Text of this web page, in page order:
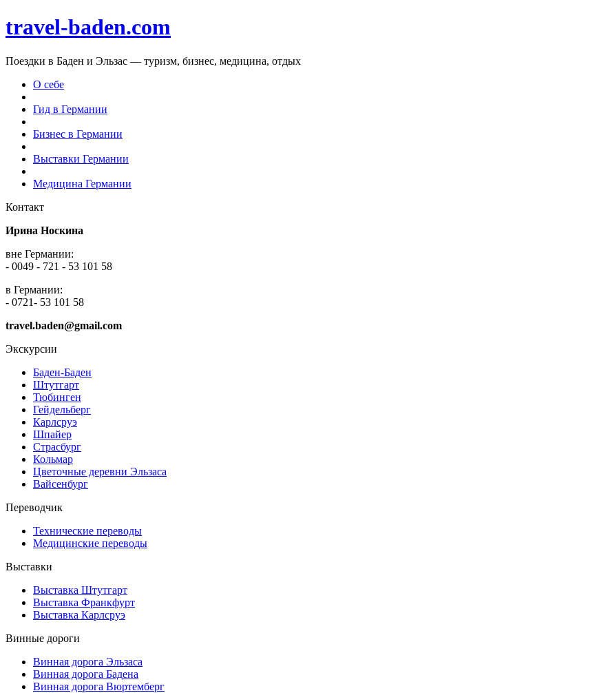
travel-baden.com
Поездки в Баден и Эльзас — туризм, бизнес, медицина, отдых
О себе
Гид в Германии
Бизнес в Германии
Выставки Германии
Медицина Германии
Контакт
Ирина Носкина
вне Германии:
- 0049 - 721 - 53 101 58
в Германии:
- 0721- 53 101 58
travel.baden@gmail.com
Экскурсии
Баден-Баден
Штутгарт
Тюбинген
Гейдельберг
Карлсруэ
Шпайер
Страсбург
Кольмар
Цветочные деревни Эльзаса
Вайсенбург
Переводчик
Технические переводы
Медицинские переводы
Выставки
Выставка Штутгарт
Выставка Франкфурт
Выставка Карлсруэ
Винные дороги
Винная дорога Эльзаса
Винная дорога Бадена
Винная дорога Вюртемберг